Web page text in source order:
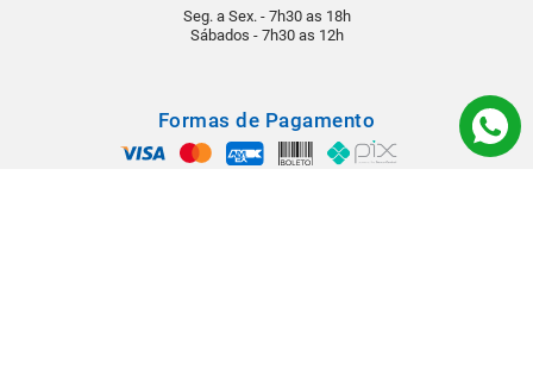
Seg. a Sex. - 7h30 as 18h
Sábados - 7h30 as 12h
Formas de Pagamento